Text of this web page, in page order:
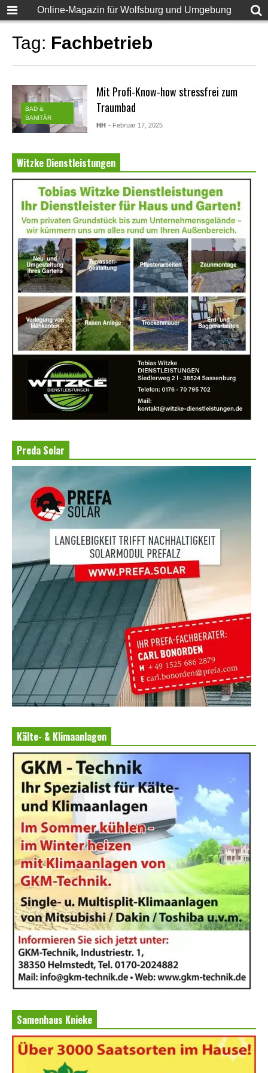
Online-Magazin für Wolfsburg und Umgebung
Tag: Fachbetrieb
BAD &
SANITÄR
Mit Profi-Know-how stressfrei zum
Traumbad
HH - Februar 17, 2025
Witzke Dienstleistungen
Preda Solar
Kälte- & Klimaanlagen
Samenhaus Knieke